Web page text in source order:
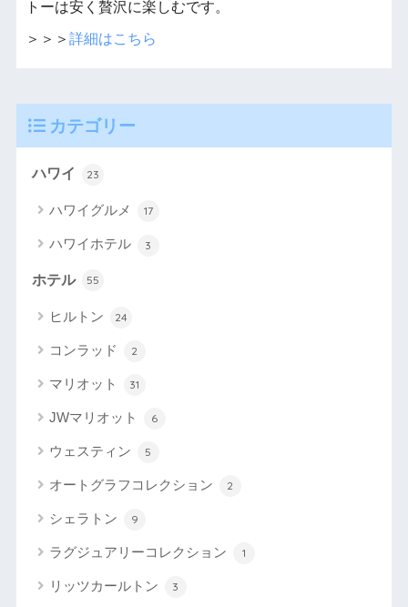
トーは安く贅沢に楽しむです。
＞＞＞ 詳細はこちら
カテゴリー
ハワイ 23
ハワイグルメ 17
ハワイホテル 3
ホテル 55
ヒルトン 24
コンラッド 2
マリオット 31
JWマリオット 6
ウェスティン 5
オートグラフコレクション 2
シェラトン 9
ラグジュアリーコレクション 1
リッツカールトン 3